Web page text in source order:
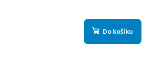
Do košíku